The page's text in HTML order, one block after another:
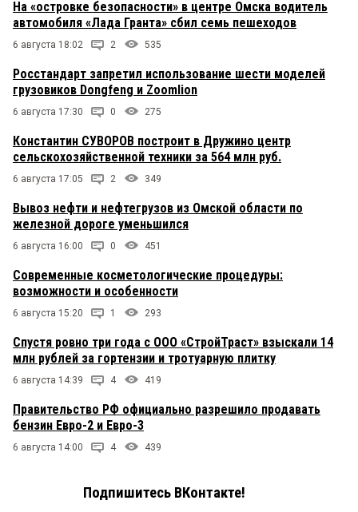
На «островке безопасности» в центре Омска водитель
автомобиля «Лада Гранта» сбил семь пешеходов
6 августа 18:02 2 535
Росстандарт запретил использование шести моделей
грузовиков Dongfeng и Zoomlion
6 августа 17:30 0 275
Константин СУВОРОВ построит в Дружино центр
сельскохозяйственной техники за 564 млн руб.
6 августа 17:05 2 349
Вывоз нефти и нефтегрузов из Омской области по
железной дороге уменьшился
6 августа 16:00 0 451
Современные косметологические процедуры:
возможности и особенности
6 августа 15:20 1 293
Спустя ровно три года с ООО «СтройТраст» взыскали 14
млн рублей за гортензии и тротуарную плитку
6 августа 14:39 4 419
Правительство РФ официально разрешило продавать
бензин Евро-2 и Евро-3
6 августа 14:00 4 439
Подпишитесь ВКонтакте!